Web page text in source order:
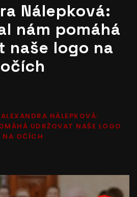
Nálepková:
nám pomáhá
naše logo na
očích
ALEXANDRA NÁLEPKOVÁ:
UDRŽOVAT NAŠE LOGO
NA OČÍCH